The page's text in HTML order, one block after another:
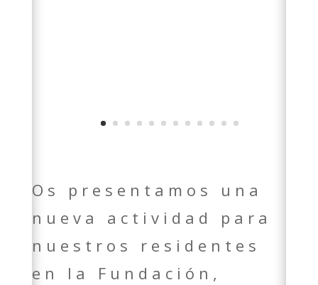
Os presentamos una
nueva actividad para
nuestros residentes
en la Fundación,